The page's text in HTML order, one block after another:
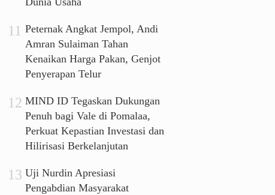
Peternak Angkat Jempol, Andi
Amran Sulaiman Tahan
Kenaikan Harga Pakan, Genjot
Penyerapan Telur
MIND ID Tegaskan Dukungan
Penuh bagi Vale di Pomalaa,
Perkuat Kepastian Investasi dan
Hilirisasi Berkelanjutan
Uji Nurdin Apresiasi
Pengabdian Masyarakat